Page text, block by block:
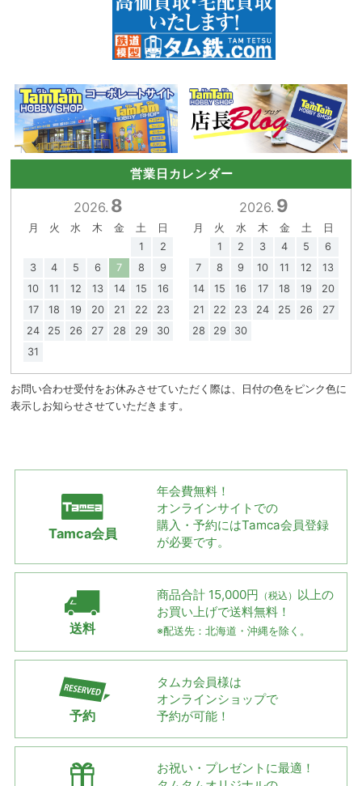
営業日カレンダー
2026. 8
月 火 水 木 金 土
日
1
2
3
4 5 6 7 8
9
10
11 12 13 14 15
16
17
18 19 20 21 22
23
24
25 26 27 28 29
30
31
2026. 9
月 火 水 木 金 土
日
1
2 3 4 5
6
7
8 9 10 11 12
13
14
15 16 17 18 19
20
21
22 23 24 25 26
27
28
29 30
お問い合わせ受付をお休みさせていただく際は、日付の色をピンク色に
表示しお知らせさせていただきます。
Tamca会員
年会費無料！
オンラインサイトでの
購入・予約にはTamca会員登録
が必要です。
送料
商品合計 15,000円 （税込） 以上の
お買い上げで送料無料！
※配送先：北海道・沖縄を除く。
予約
タムカ会員様は
オンラインショップで
予約が可能！
お祝い・プレゼントに最適！